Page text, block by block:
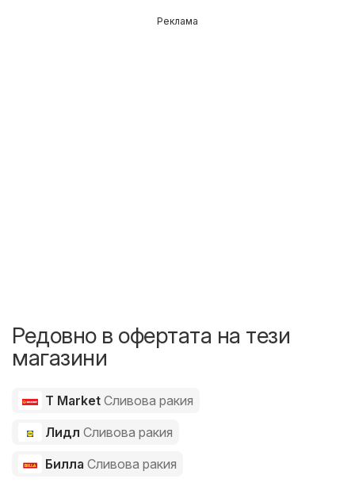
Реклама
Редовно в офертата на тези
магазини
T Market Сливова ракия
Лидл Сливова ракия
Билла Сливова ракия